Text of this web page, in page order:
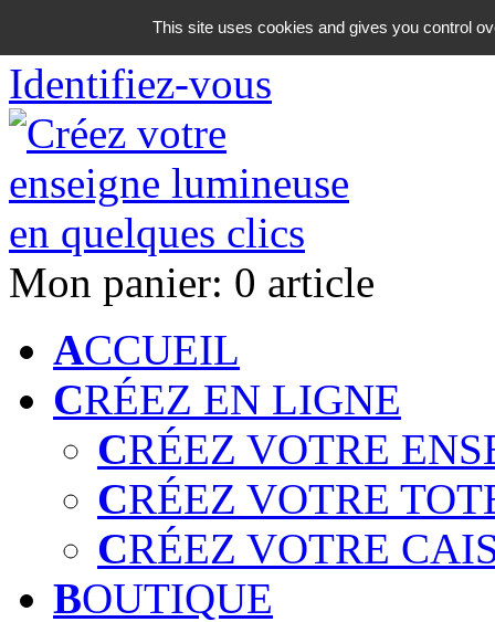
06 18 42 08 59
Identifiez-vous
Mon panier: 0 article
ACCUEIL
CRÉEZ EN LIGNE
CRÉEZ VOTRE
CRÉEZ VOTRE
CRÉEZ VOTRE
BOUTIQUE
This site uses cookies and gives you control